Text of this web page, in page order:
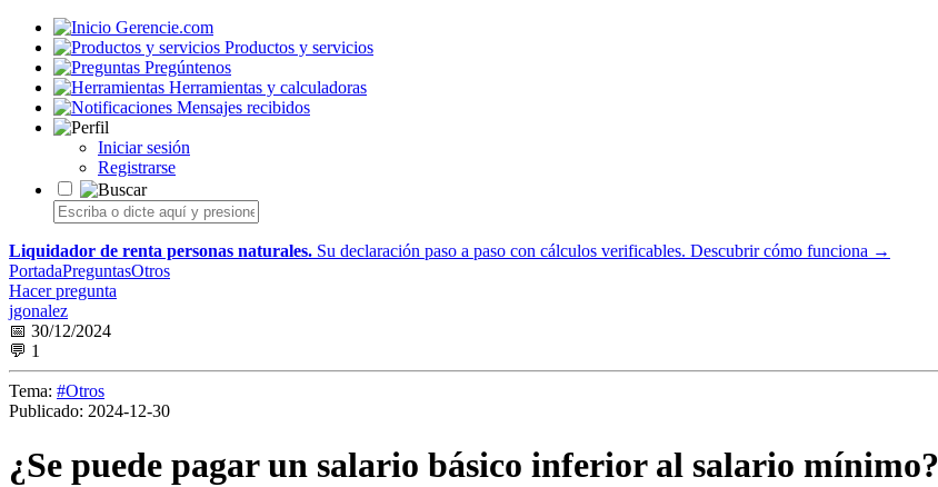
Gerencie.com
Productos y servicios
Pregúntenos
Herramientas y calculadoras
Mensajes recibidos
Iniciar sesión
Registrarse
Liquidador de renta personas naturales. Su declaración paso a paso con cálculos verificables. Descubrir cómo funciona →
PortadaPreguntasOtros
Hacer pregunta
jgonalez
📅 30/12/2024
💬 1
Tema: #Otros
Publicado: 2024-12-30
¿Se puede pagar un salario básico inferior al salario mínimo?